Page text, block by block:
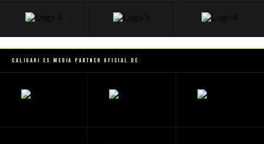
Caligari es Media Partner Oficial de